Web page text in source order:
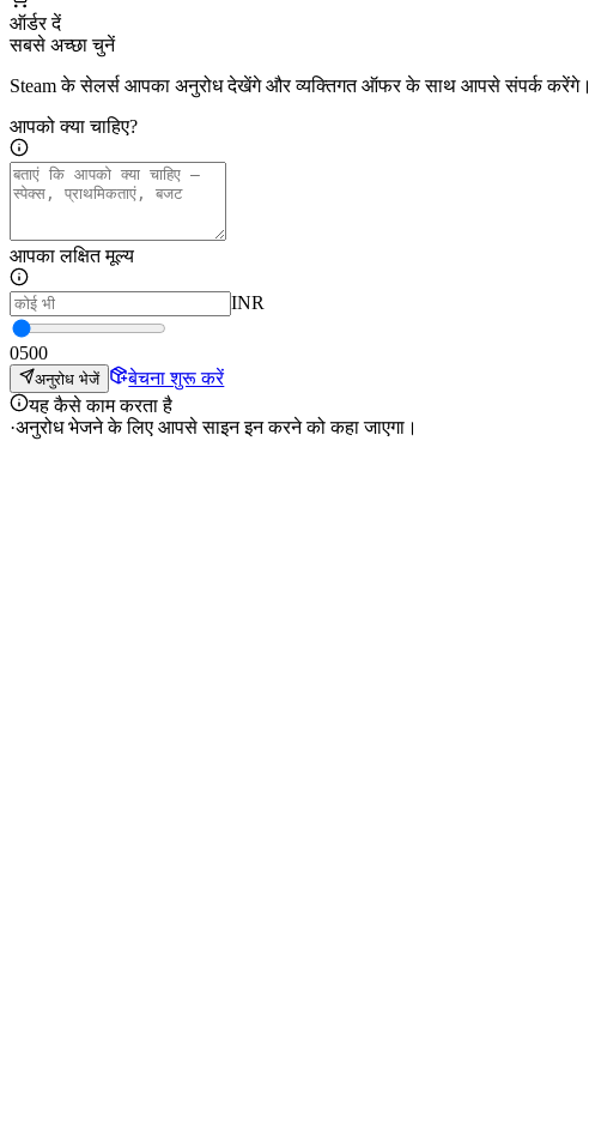
ऑर्डर दें
सबसे अच्छा चुनें
Steam के सेलर्स आपका अनुरोध देखेंगे और व्यक्तिगत ऑफर के साथ आपसे संपर्क करेंगे।
आपको क्या चाहिए?
आपका लक्षित मूल्य
INR
0500
अनुरोध भेजें
बेचना शुरू करें
यह कैसे काम करता है
·अनुरोध भेजने के लिए आपसे साइन इन करने को कहा जाएगा।